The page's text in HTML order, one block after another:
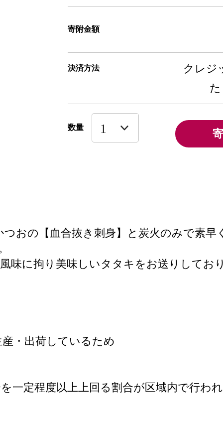
寄附金額
決済方法
クレジ
数量
おの【血合抜き刺身】と炭火のみで素
味に拘り美味しいタタキをお送りしてお
・出荷しているため
一定程度以上上回る割合が区域内で行わ